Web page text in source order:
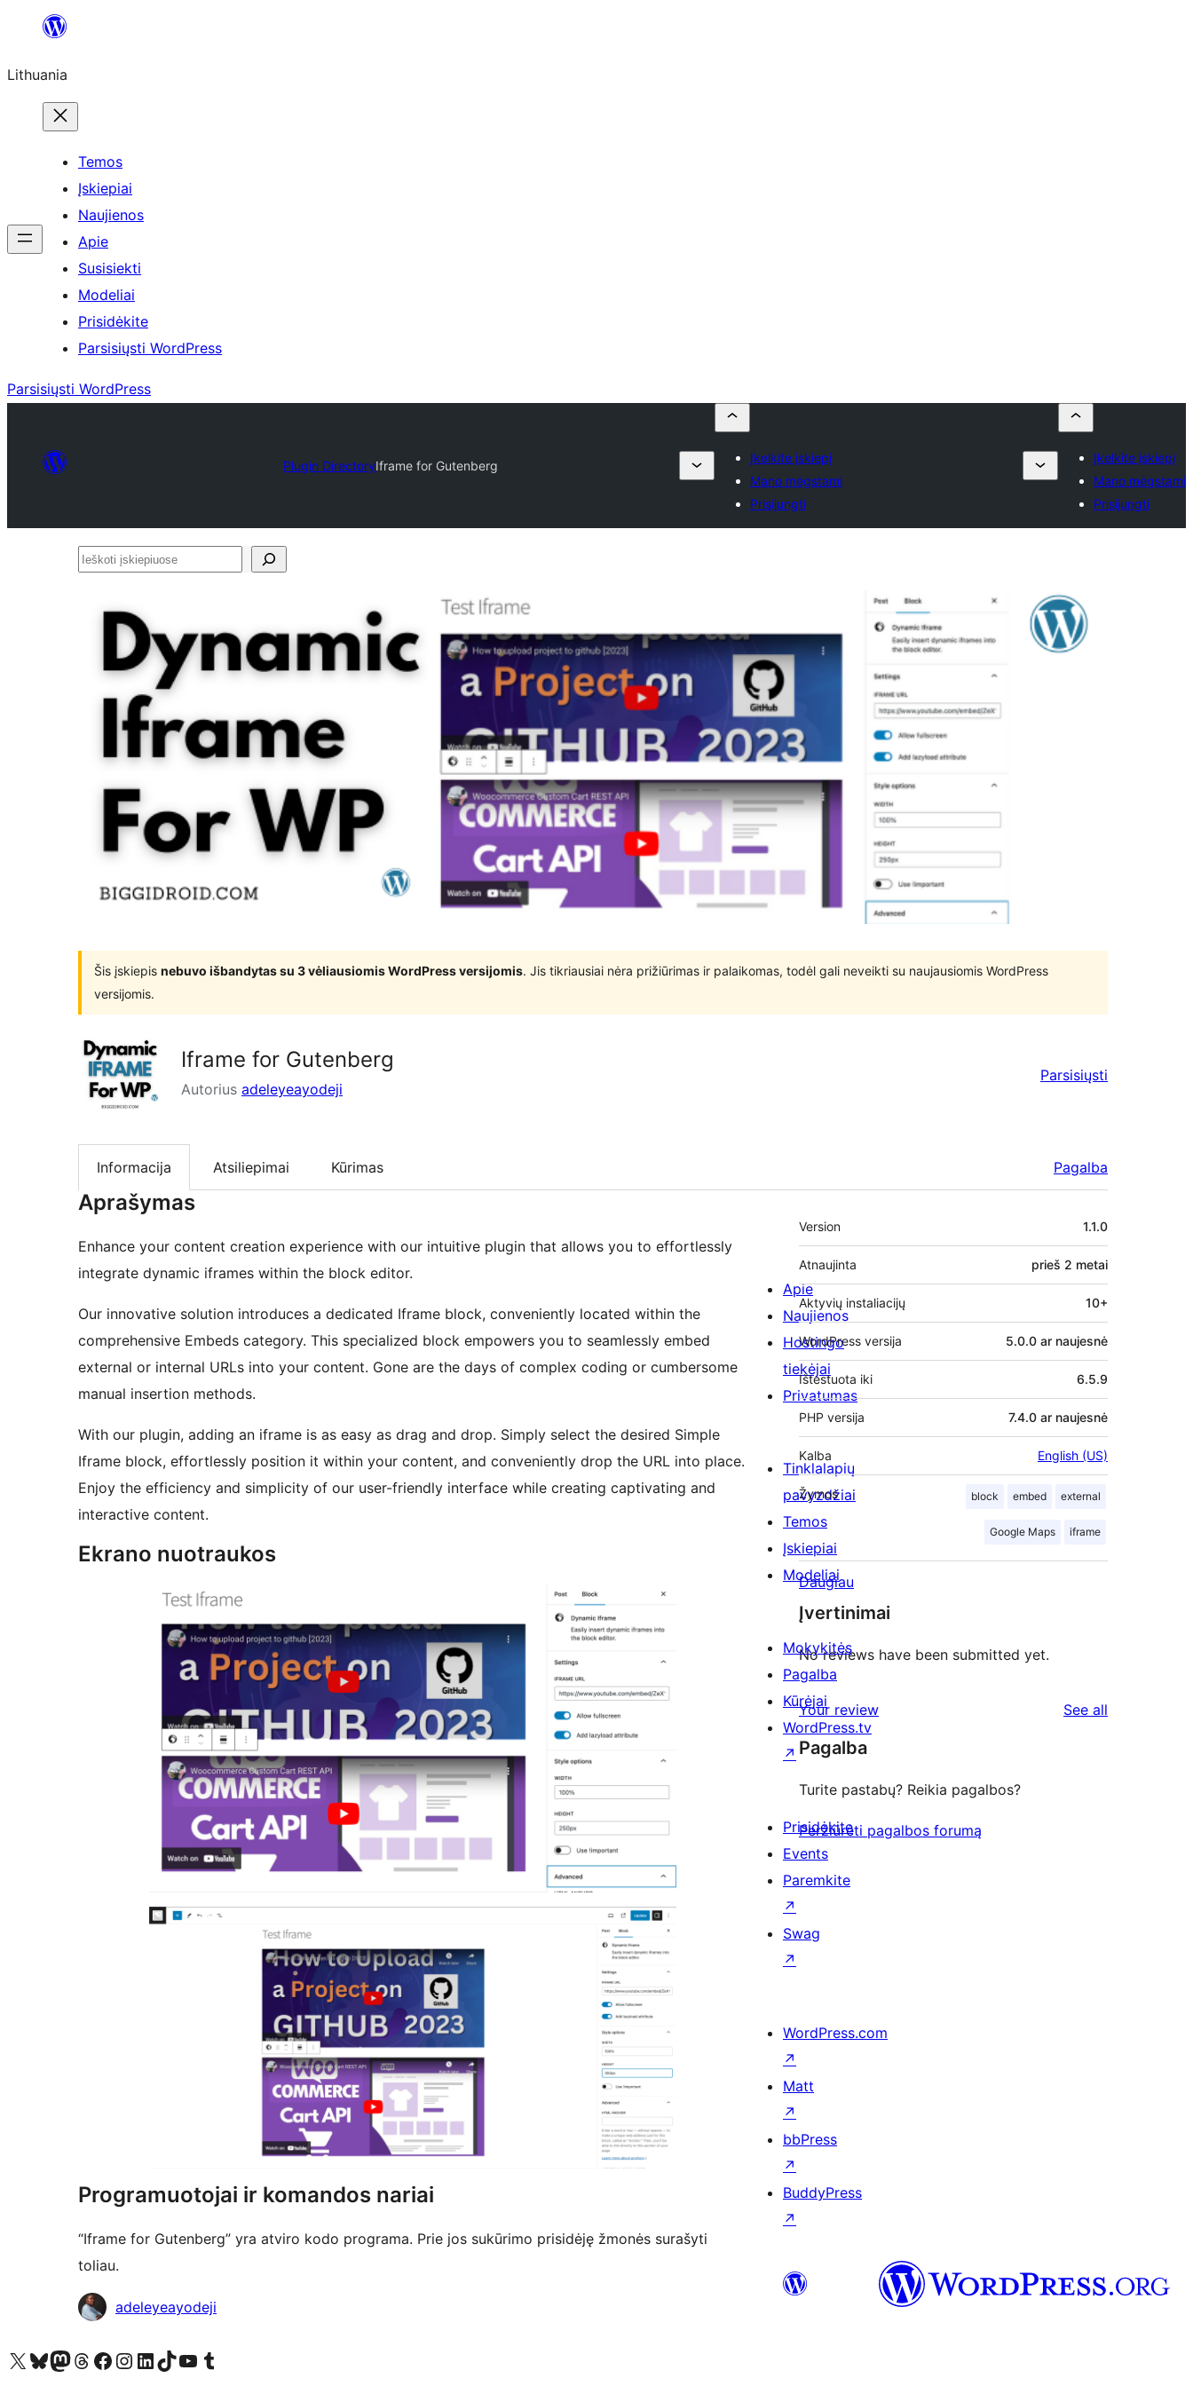
turinio
Lithuania
Temos
Įskiepiai
Naujienos
Apie
Susisiekti
Modeliai
Prisidėkite
Parsisiųsti WordPress
Parsisiųsti WordPress
Plugin DirectoryIframe for Gutenberg
Įkelkite įskiepį
Mano mėgstami
Prisijungti
Įkelkite įskiepį
Mano mėgstami
Prisijungti
Ieškoti
Šis įskiepis nebuvo išbandytas su 3 vėliausiomis WordPress versijomis. Jis tikriausiai nėra prižiūrimas ir palaikomas, todėl gali neveikti su naujausiomis WordPress
versijomis.
Iframe for Gutenberg
Autorius adeleyeayodeji
Parsisiųsti
Informacija Atsiliepimai Kūrimas Pagalba
Aprašymas
Enhance your content creation experience with our intuitive plugin that allows you to effortlessly
integrate dynamic iframes within the block editor.
Our innovative solution introduces a dedicated Iframe block, conveniently located within the
comprehensive Embeds category. This specialized block empowers you to seamlessly embed
external or internal URLs into your content. Gone are the days of complex coding or cumbersome
manual insertion methods.
With our plugin, adding an iframe is as easy as drag and drop. Simply select the desired Simple
Iframe block, effortlessly position it within your content, and conveniently drop the URL into place.
Enjoy the efficiency and simplicity of our user-friendly interface while creating captivating and
interactive content.
Ekrano nuotraukos
Programuotojai ir komandos nariai
“Iframe for Gutenberg” yra atviro kodo programa. Prie jos sukūrimo prisidėję žmonės surašyti
toliau.
Autoriaiadeleyeayodeji
Metainformacija
Version 1.1.0
Atnaujinta prieš 2 metai
Aktyvių instaliacijų 10+
WordPress versija 5.0.0 ar naujesnė
Ištestuota iki 6.5.9
PHP versija 7.4.0 ar naujesnė
Kalba English (US)
Žymos block embed external
Google Maps iframe
Daugiau
Įvertinimai
No reviews have been submitted yet.
Your review See all
Pagalba
Turite pastabų? Reikia pagalbos?
Peržiūrėti pagalbos forumą
Apie
Naujienos
Hostingo
tiekėjai
Privatumas
Tinklalapių
pavyzdžiai
Temos
Įskiepiai
Modeliai
Mokykitės
Pagalba
Kūrėjai
WordPress.tv
↗
Prisidėkite
Events
Paremkite
↗
Swag
↗
WordPress.com
↗
Matt
↗
bbPress
↗
BuddyPress
↗
Visit our X (formerly Twitter) account
Apsilankykite mūsų Bluesky paskyroje
Visit our Mastodon account
Apsilankykite mūsų Threads paskyroje
Visit our Facebook page
Visit our Instagram account
Visit our LinkedIn account
Apsilankykite mūsų TikTok paskyroje
Visit our YouTube channel
Apsilankykite mūsų Tumblr paskyroje